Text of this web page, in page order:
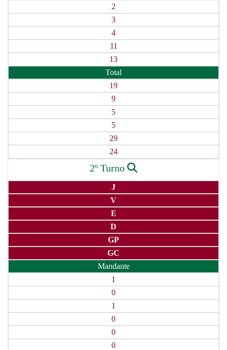
2
3
4
11
13
Total
19
9
5
5
29
24
2º Turno
J
V
E
D
GP
GC
Mandante
1
0
1
0
0
0